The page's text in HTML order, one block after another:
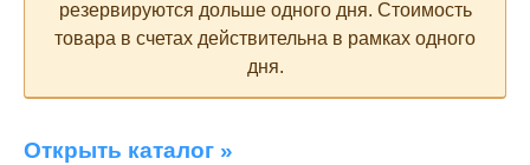
резервируются дольше одного дня. Стоимость
товара в счетах действительна в рамках одного
дня.
Открыть каталог »